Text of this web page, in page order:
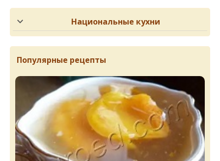
Национальные кухни
Популярные рецепты